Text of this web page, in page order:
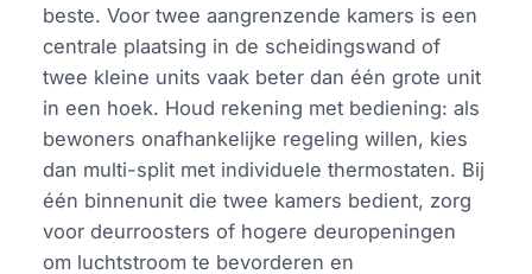
beste. Voor twee aangrenzende kamers is een
centrale plaatsing in de scheidingswand of
twee kleine units vaak beter dan één grote unit
in een hoek. Houd rekening met bediening: als
bewoners onafhankelijke regeling willen, kies
dan multi-split met individuele thermostaten. Bij
één binnenunit die twee kamers bedient, zorg
voor deurroosters of hogere deuropeningen
om luchtstroom te bevorderen en